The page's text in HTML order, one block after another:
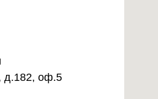
д.182, оф.5